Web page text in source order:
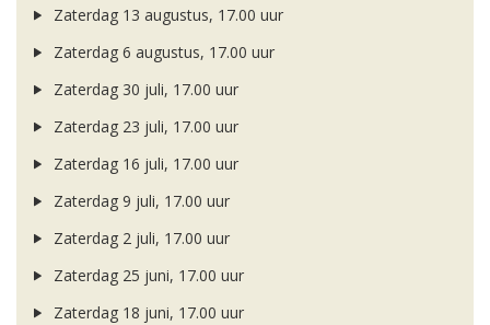
Zaterdag 13 augustus, 17.00 uur
Zaterdag 6 augustus, 17.00 uur
Zaterdag 30 juli, 17.00 uur
Zaterdag 23 juli, 17.00 uur
Zaterdag 16 juli, 17.00 uur
Zaterdag 9 juli, 17.00 uur
Zaterdag 2 juli, 17.00 uur
Zaterdag 25 juni, 17.00 uur
Zaterdag 18 juni, 17.00 uur